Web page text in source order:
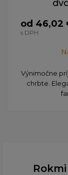
od 46,02
s DPH
Výnimočne
chrbte.